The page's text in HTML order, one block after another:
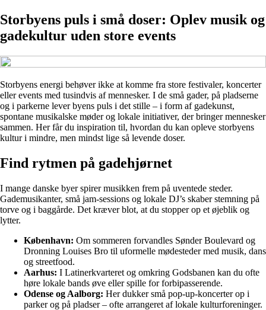
Storbyens puls i små doser: Oplev musik og
gadekultur uden store events
Storbyens energi behøver ikke at komme fra store festivaler, koncerter
eller events med tusindvis af mennesker. I de små gader, på pladserne
og i parkerne lever byens puls i det stille – i form af gadekunst,
spontane musikalske møder og lokale initiativer, der bringer mennesker
sammen. Her får du inspiration til, hvordan du kan opleve storbyens
kultur i mindre, men mindst lige så levende doser.
Find rytmen på gadehjørnet
I mange danske byer spirer musikken frem på uventede steder.
Gademusikanter, små jam-sessions og lokale DJ’s skaber stemning på
torve og i baggårde. Det kræver blot, at du stopper op et øjeblik og
lytter.
København: Om sommeren forvandles Sønder Boulevard og
Dronning Louises Bro til uformelle mødesteder med musik, dans
og streetfood.
Aarhus: I Latinerkvarteret og omkring Godsbanen kan du ofte
høre lokale bands øve eller spille for forbipasserende.
Odense og Aalborg: Her dukker små pop-up-koncerter op i
parker og på pladser – ofte arrangeret af lokale kulturforeninger.